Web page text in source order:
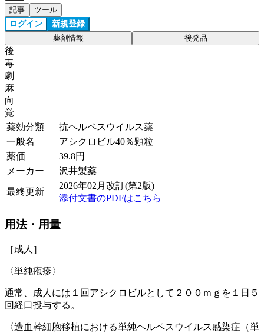
記事 ツール
ログイン 新規登録
薬剤情報 後発品
後
毒
劇
麻
向
覚
薬効分類
抗ヘルペスウイルス薬
一般名
アシクロビル40％顆粒
薬価
39.8円
メーカー
沢井製薬
最終更新
2026年02月改訂(第2版)
添付文書のPDFはこちら
用法・用量
［成人］
〈単純疱疹〉
通常、成人には１回アシクロビルとして２００ｍｇを１日５
回経口投与する。
〈造血幹細胞移植における単純ヘルペスウイルス感染症（単